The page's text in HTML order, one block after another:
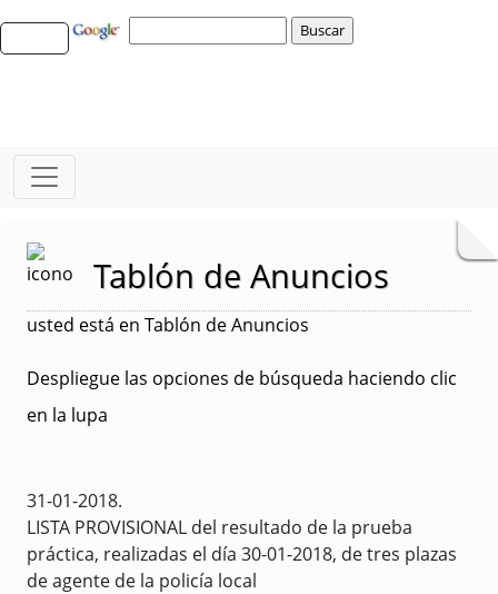
Tablón de Anuncios
usted está en Tablón de Anuncios
Despliegue las opciones de búsqueda haciendo clic
en la lupa
31-01-2018.
LISTA PROVISIONAL del resultado de la prueba
práctica, realizadas el día 30-01-2018, de tres plazas
de agente de la policía local